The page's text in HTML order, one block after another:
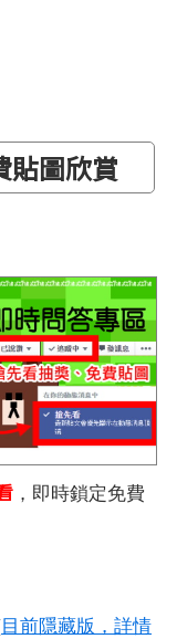
貼圖欣賞
，即時鎖定免費
目前隱藏版，詳情